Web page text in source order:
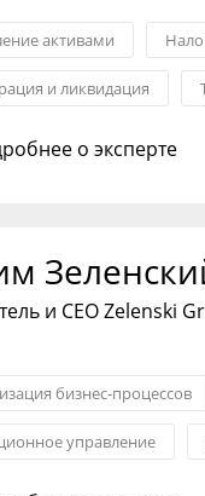
активами
и ликвидация
экспертиза
о эксперте
и CEO Zelenski
бизнес-процессов
управление
бизнес-процессами